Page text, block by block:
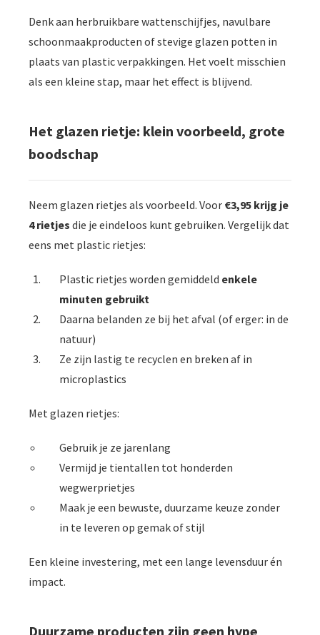
Denk aan herbruikbare wattenschijfjes, navulbare
schoonmaakproducten of stevige glazen potten in
plaats van plastic verpakkingen. Het voelt misschien
als een kleine stap, maar het effect is blijvend.
Het glazen rietje: klein voorbeeld, grote
boodschap
Neem glazen rietjes als voorbeeld. Voor €3,95 krijg je
4 rietjes die je eindeloos kunt gebruiken. Vergelijk dat
eens met plastic rietjes:
Plastic rietjes worden gemiddeld enkele
minuten gebruikt
Daarna belanden ze bij het afval (of erger: in de
natuur)
Ze zijn lastig te recyclen en breken af in
microplastics
Met glazen rietjes:
Gebruik je ze jarenlang
Vermijd je tientallen tot honderden
wegwerprietjes
Maak je een bewuste, duurzame keuze zonder
in te leveren op gemak of stijl
Een kleine investering, met een lange levensduur én
impact.
Duurzame producten zijn geen hype